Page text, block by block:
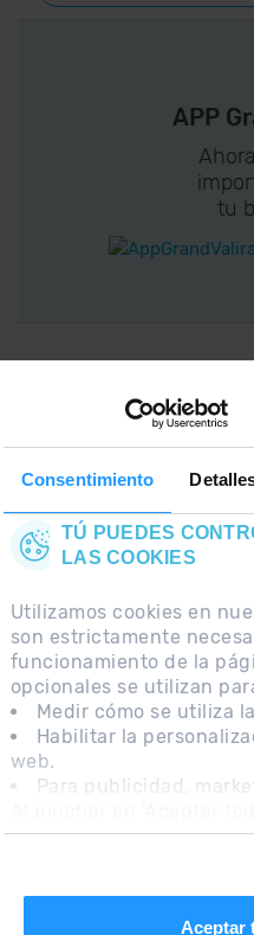
Consentimiento
TÚ PUEDES
LAS COOKIES
Utilizamos cookies en
son estrictamente
funcionamiento de la
opcionales se utilizan
Medir cómo se utiliza
Habilitar la
web.
Para publicidad,
instalación de las
Aceptar
APP
tu
entérate de lo
CONTACTO
PREGUNTAS FRECUENTES